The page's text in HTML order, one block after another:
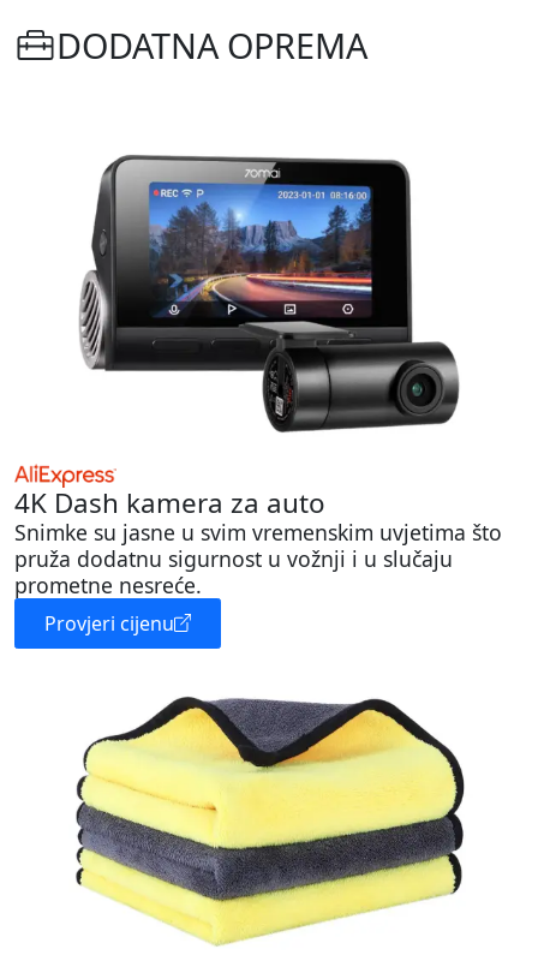
DODATNA OPREMA
4K Dash kamera za auto
Snimke su jasne u svim vremenskim uvjetima što
pruža dodatnu sigurnost u vožnji i u slučaju
prometne nesreće.
Provjeri cijenu